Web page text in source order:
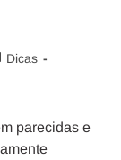
Dicas
parecidas e